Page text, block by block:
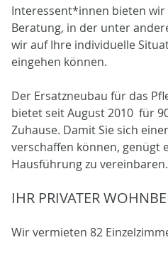
Interessent*innen bieten
Beratung, in der unter
wir auf Ihre individuelle
eingehen können.
Der Ersatzneubau für das
bietet seit August 2010 für
Zuhause. Damit Sie sich
verschaffen können, genügt
Hausführung zu vereinbaren.
IHR PRIVATER
Wir vermieten 82